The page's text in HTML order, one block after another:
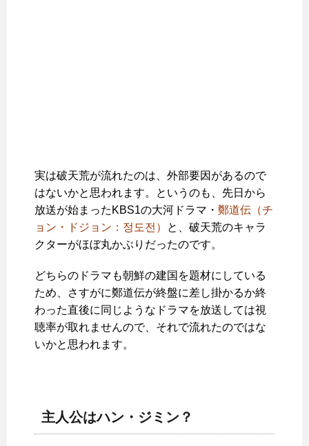
実は破天荒が流れたのは、外部要因があるので
はないかと思われます。というのも、先日から
放送が始まったKBS1の大河ドラマ・ 鄭道伝（チ
ョン・ドジョン：정도전）
と、破天荒のキャラ
クターがほぼ丸かぶりだったのです。
どちらのドラマも朝鮮の建国を題材にしている
ため、さすがに鄭道伝が終盤に差し掛かるか終
わった直後に同じようなドラマを放送しては視
聴率が取れませんので、それで流れたのではな
いかと思われます。
主人公はハン・ジミン？